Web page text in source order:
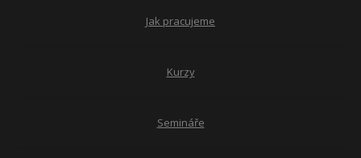
Jak pracujeme
Kurzy
Semináře